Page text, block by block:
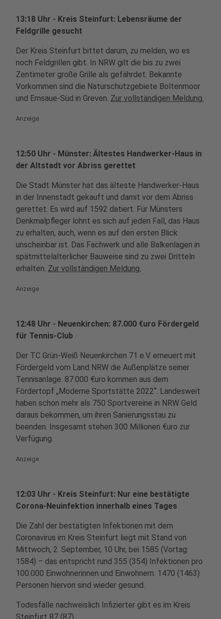
13:18 Uhr - Kreis Steinfurt: Lebensräume der
Feldgrille gesucht
Der Kreis Steinfurt bittet darum, zu melden, wo es
noch Feldgrillen gibt. In NRW gilt die bis zu zwei
Zentimeter große Grille als gefährdet. Bekannte
Vorkommen sind die Naturschutzgebiete Boltenmoor
und Emsaue-Süd in Greven. Zur vollständigen Meldung.
Anzeige
12:50 Uhr - Münster: Ältestes Handwerker-Haus in
der Altstadt vor Abriss gerettet
Die Stadt Münster hat das älteste Handwerker-Haus
in der Innenstadt gekauft und damit vor dem Abriss
gerettet. Es wird auf 1592 datiert. Für Münsters
Denkmalpfleger lohnt es sich auf jeden Fall, das Haus
zu erhalten, auch, wenn es auf den ersten Blick
unscheinbar ist. Das Fachwerk und alle Balkenlagen in
spätmittelalterlicher Bauweise sind zu zwei Dritteln
erhalten. Zur vollständigen Meldung.
Anzeige
12:48 Uhr - Neuenkirchen: 87.000 €uro Fördergeld
für Tennis-Club
Der TC Grün-Weiß Neuenkirchen 71 e.V. erneuert mit
Fördergeld vom Land NRW die Außenplätze seiner
Tennisanlage. 87.000 €uro kommen aus dem
Fördertopf „Moderne Sportstätte 2022“. Landesweit
haben schon mehr als 750 Sportvereine in NRW Geld
daraus bekommen, um ihren Sanierungsstau zu
beenden. Insgesamt stehen 300 Millionen €uro zur
Verfügung.
Anzeige
12:03 Uhr - Kreis Steinfurt: Nur eine bestätigte
Corona-Neuinfektion innerhalb eines Tages
Die Zahl der bestätigten Infektionen mit dem
Coronavirus im Kreis Steinfurt liegt mit Stand von
Mittwoch, 2. September, 10 Uhr, bei 1585 (Vortag:
1584) – das entspricht rund 355 (354) Infektionen pro
100.000 Einwohnerinnen und Einwohnern. 1470 (1463)
Personen hiervon sind wieder gesund.
Todesfälle nachweislich Infizierter gibt es im Kreis
Steinfurt 87 (87).